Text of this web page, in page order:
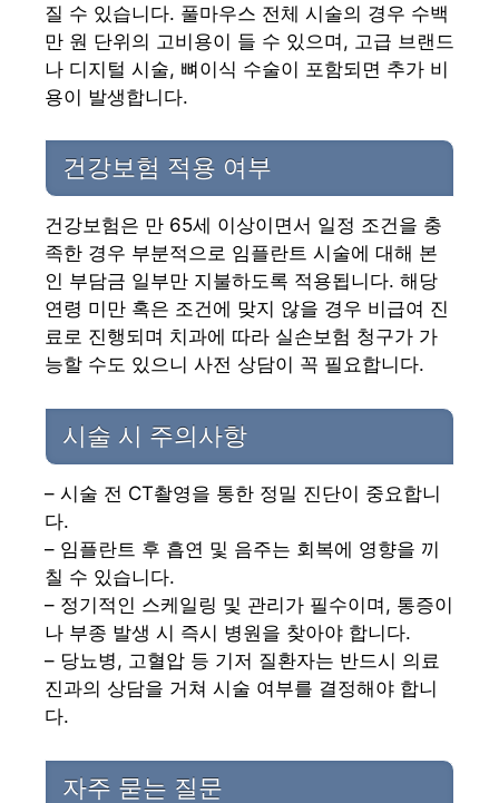
질 수 있습니다. 풀마우스 전체 시술의 경우 수백
만 원 단위의 고비용이 들 수 있으며, 고급 브랜드
나 디지털 시술, 뼈이식 수술이 포함되면 추가 비
용이 발생합니다.
건강보험 적용 여부
건강보험은 만 65세 이상이면서 일정 조건을 충
족한 경우 부분적으로 임플란트 시술에 대해 본
인 부담금 일부만 지불하도록 적용됩니다. 해당
연령 미만 혹은 조건에 맞지 않을 경우 비급여 진
료로 진행되며 치과에 따라 실손보험 청구가 가
능할 수도 있으니 사전 상담이 꼭 필요합니다.
시술 시 주의사항
– 시술 전 CT촬영을 통한 정밀 진단이 중요합니
다.
– 임플란트 후 흡연 및 음주는 회복에 영향을 끼
칠 수 있습니다.
– 정기적인 스케일링 및 관리가 필수이며, 통증이
나 부종 발생 시 즉시 병원을 찾아야 합니다.
– 당뇨병, 고혈압 등 기저 질환자는 반드시 의료
진과의 상담을 거쳐 시술 여부를 결정해야 합니
다.
자주 묻는 질문